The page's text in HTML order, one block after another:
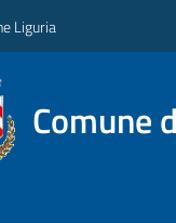
Liguria
Comune